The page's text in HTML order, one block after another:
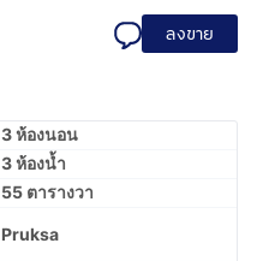
ลงขาย
3 ห้องนอน
3 ห้องน้ำ
55 ตารางวา
Pruksa